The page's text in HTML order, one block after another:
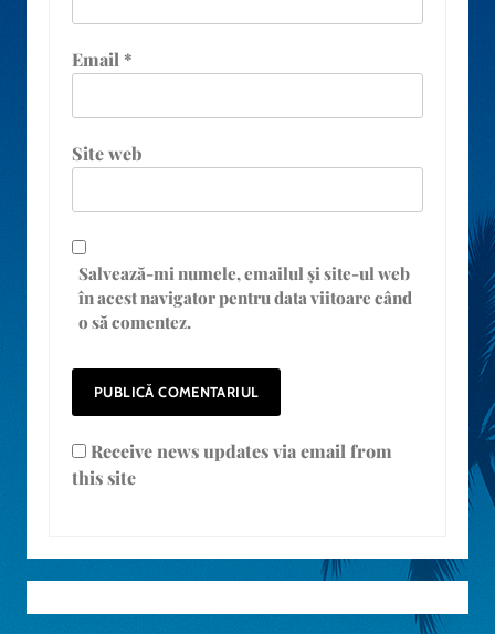
Email *
Site web
Salvează-mi numele, emailul și site-ul web
în acest navigator pentru data viitoare când
o să comentez.
Receive news updates via email from
this site